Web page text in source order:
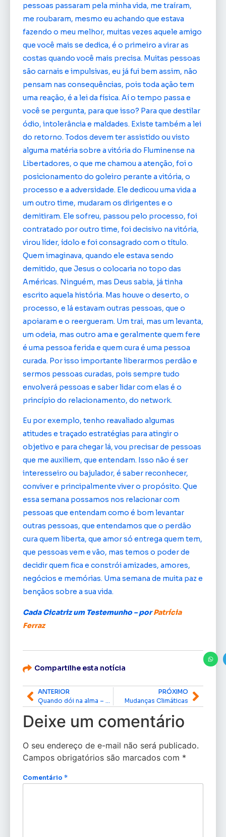
pessoas passaram pela minha vida, me traíram,
me roubaram, mesmo eu achando que estava
fazendo o meu melhor, muitas vezes aquele amigo
que você mais se dedica, é o primeiro a virar as
costas quando você mais precisa. Muitas pessoas
são carnais e impulsivas, eu já fui bem assim, não
pensam nas consequências, pois toda ação tem
uma reação, é a lei da física. Aí o tempo passa e
você se pergunta, para que isso? Para que destilar
ódio, intolerância e maldades. Existe também a lei
do retorno. Todos devem ter assistido ou visto
alguma matéria sobre a vitória do Fluminense na
Libertadores, o que me chamou a atenção, foi o
posicionamento do goleiro perante a vitória, o
processo e a adversidade. Ele dedicou uma vida a
um outro time, mudaram os dirigentes e o
demitiram. Ele sofreu, passou pelo processo, foi
contratado por outro time, foi decisivo na vitória,
virou líder, ídolo e foi consagrado com o título.
Quem imaginava, quando ele estava sendo
demitido, que Jesus o colocaria no topo das
Américas. Ninguém, mas Deus sabia, já tinha
escrito aquela história. Mas houve o deserto, o
processo, e lá estavam outras pessoas, que o
apoiaram e o reergueram. Um trai, mas um levanta,
um odeia, mas outro ama e geralmente quem fere
é uma pessoa ferida e quem cura é uma pessoa
curada. Por isso importante liberarmos perdão e
sermos pessoas curadas, pois sempre tudo
envolverá pessoas e saber lidar com elas é o
princípio do relacionamento, do network.
Eu por exemplo, tenho reavaliado algumas
atitudes e traçado estratégias para atingir o
objetivo e para chegar lá, vou precisar de pessoas
que me auxiliem, que entendam. Isso não é ser
interesseiro ou bajulador, é saber reconhecer,
conviver e principalmente viver o propósito. Que
essa semana possamos nos relacionar com
pessoas que entendam como é bom levantar
outras pessoas, que entendamos que o perdão
cura quem liberta, que amor só entrega quem tem,
que pessoas vem e vão, mas temos o poder de
decidir quem fica e constrói amizades, amores,
negócios e memórias. Uma semana de muita paz e
bençãos sobre a sua vida.
Cada Cicatriz um Testemunho – porPatrícia
Ferraz
Compartilhe esta notícia
ANTERIOR
Quando dói na alma – por Edinho Duarte
PRÓXIMO
Mudanças Climáticas
Deixe um comentário
O seu endereço de e-mail não será publicado.
Campos obrigatórios são marcados com *
Comentário *